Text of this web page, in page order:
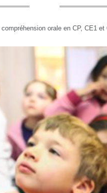
compréhension orale en CP, CE1 et